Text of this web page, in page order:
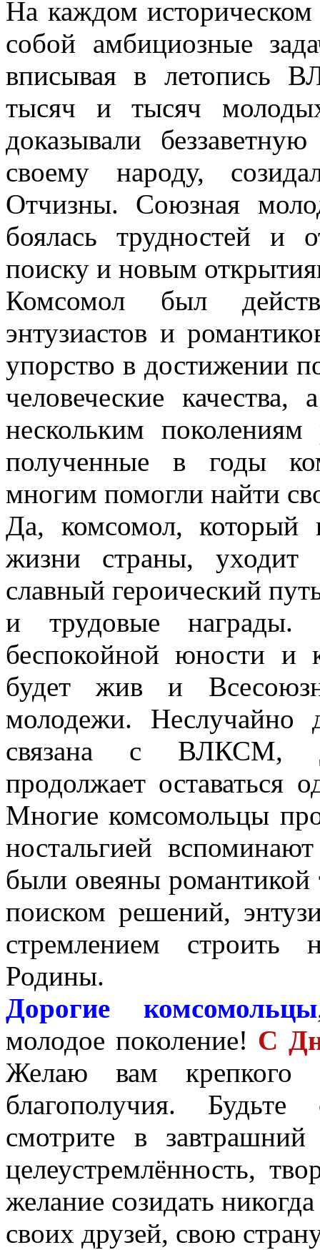
На каждом
собой амбициозные
вписывая в летопись
тысяч и тысяч
доказывали
своему народу,
Отчизны. Союзная
боялась трудностей и
поиску и новым
Комсомол был
энтузиастов и
упорство в достижении
человеческие
нескольким
полученные в годы
многим помогли найти
Да, комсомол, который
жизни страны, уходит
славный героический
и трудовые
беспокойной юности и
будет жив и
молодежи. Неслучайно
связана с ВЛКСМ,
продолжает оставаться
Многие комсомольцы
ностальгией
были овеяны романтикой
поиском решений,
стремлением строить
Родины.
Дорогие комсомольцы
молодое поколение! С
Желаю вам крепкого
благополучия.
смотрите в
целеустремлённость,
желание созидать
своих друзей, свою